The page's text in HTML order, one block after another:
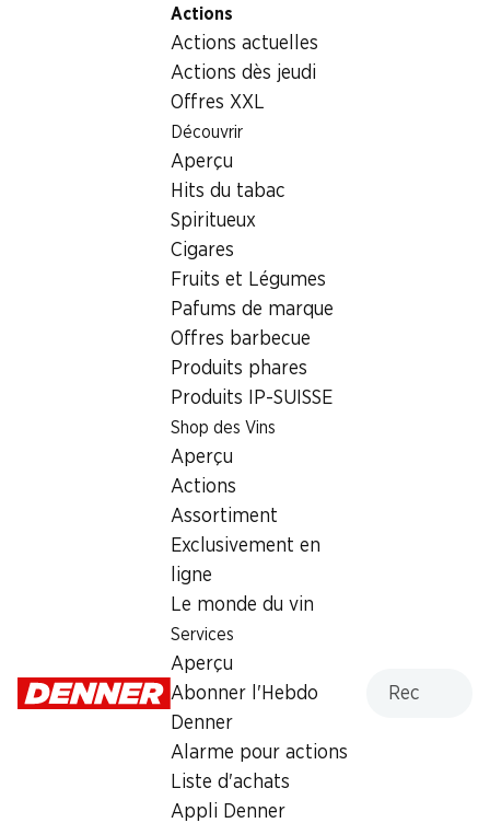
Actions
Actions actuelles
Actions dès jeudi
Offres XXL
Découvrir
Aperçu
Hits du tabac
Spiritueux
Cigares
Fruits et Légumes
Pafums de marque
Offres barbecue
Produits phares
Produits IP-SUISSE
Shop des Vins
Aperçu
Actions
Assortiment
Exclusivement en
ligne
Le monde du vin
Services
Aperçu
Abonner l'Hebdo
Denner
Alarme pour actions
Liste d'achats
Appli Denner
Non alimentaire
Papier hygiénique recyclé ecoma
Papier hygiénique recyclé
3 couches, 20 x 200 feuilles
1026103
Les clients ont également
acheté